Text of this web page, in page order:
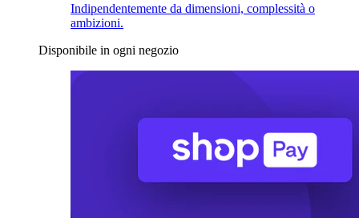
Indipendentemente da dimensioni, complessità o
ambizioni.
Disponibile in ogni negozio